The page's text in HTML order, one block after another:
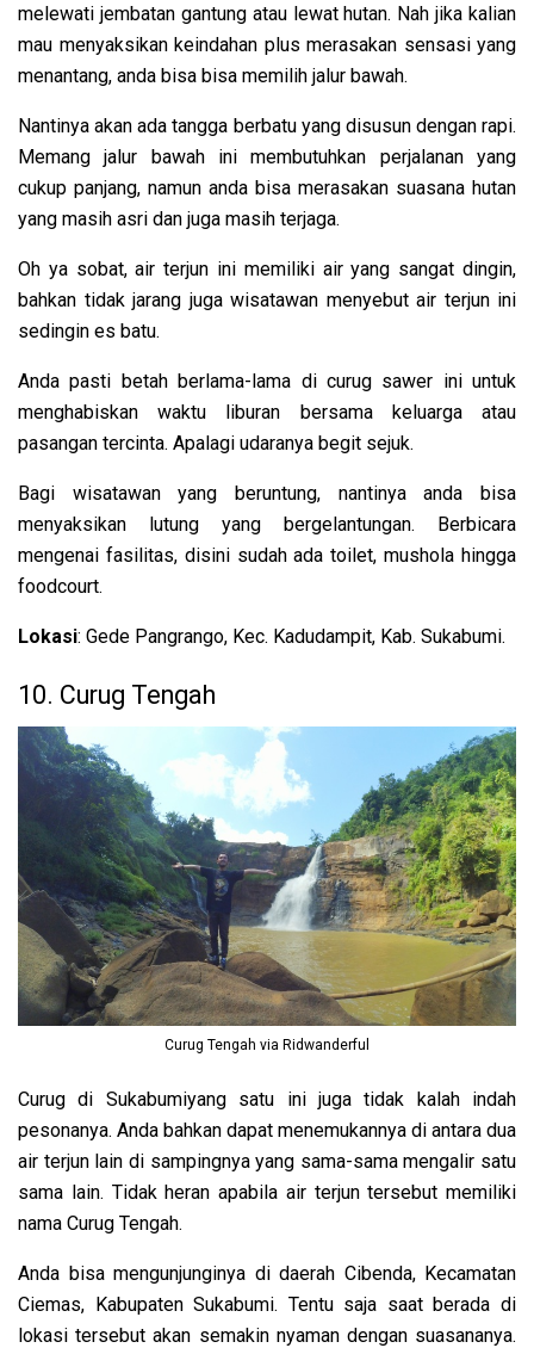
melewati jembatan gantung atau lewat hutan. Nah jika kalian
mau menyaksikan keindahan plus merasakan sensasi yang
menantang, anda bisa bisa memilih jalur bawah.
Nantinya akan ada tangga berbatu yang disusun dengan rapi.
Memang jalur bawah ini membutuhkan perjalanan yang
cukup panjang, namun anda bisa merasakan suasana hutan
yang masih asri dan juga masih terjaga.
Oh ya sobat, air terjun ini memiliki air yang sangat dingin,
bahkan tidak jarang juga wisatawan menyebut air terjun ini
sedingin es batu.
Anda pasti betah berlama-lama di curug sawer ini untuk
menghabiskan waktu liburan bersama keluarga atau
pasangan tercinta. Apalagi udaranya begit sejuk.
Bagi wisatawan yang beruntung, nantinya anda bisa
menyaksikan lutung yang bergelantungan. Berbicara
mengenai fasilitas, disini sudah ada toilet, mushola hingga
foodcourt.
Lokasi: Gede Pangrango, Kec. Kadudampit, Kab. Sukabumi.
10. Curug Tengah
Curug Tengah via Ridwanderful
Curug di Sukabumiyang satu ini juga tidak kalah indah
pesonanya. Anda bahkan dapat menemukannya di antara dua
air terjun lain di sampingnya yang sama-sama mengalir satu
sama lain. Tidak heran apabila air terjun tersebut memiliki
nama Curug Tengah.
Anda bisa mengunjunginya di daerah Cibenda, Kecamatan
Ciemas, Kabupaten Sukabumi. Tentu saja saat berada di
lokasi tersebut akan semakin nyaman dengan suasananya.